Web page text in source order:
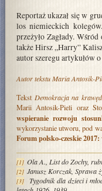
Reportaż ukazał się w
los niemieckich
przeżyło Zagłady.
także Hirsz „Harry”
autor szeregu artykułów
Autor tekstu Maria Antosik-
Tekst Demokracja na
Marii Antosik-Pieli oraz
wspieranie rozwoju
wykorzystanie utworu, pod
Forum polsko-czeskie
[1] Ola A., List do Zochy,
[2] Janusz Korczak, Sprawa
[3]
Tygodnik dla dzieci i